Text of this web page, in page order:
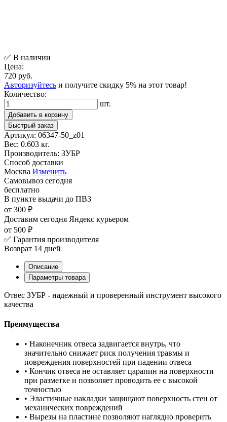
✅ В наличии
Цена:
720 руб.
Авторизуйтесь и получите скидку 5% на этот товар!
Количество:
шт.
Добавить в корзину
Быстрый заказ
Артикул: 06347-50_z01
Вес: 0.603 кг.
Производитель: ЗУБР
Способ доставки
Москва Изменить
Самовывоз сегодня
бесплатно
В пункте выдачи до ПВЗ
от 300 ₽
Доставим сегодня Яндекс курьером
от 500 ₽
✅ Гарантия производителя
Возврат 14 дней
Описание
Параметры товара
Отвес ЗУБР - надежный и проверенный инструмент высокого
качества
Преимущества
• Наконечник отвеса задвигается внутрь, что
значительно снижает риск получения травмы и
повреждения поверхностей при падении отвеса
• Кончик отвеса не оставляет царапин на поверхности
при разметке и позволяет проводить ее с высокой
точностью
• Эластичные накладки защищают поверхность стен от
механических повреждений
• Вырезы на пластине позволяют наглядно проверить